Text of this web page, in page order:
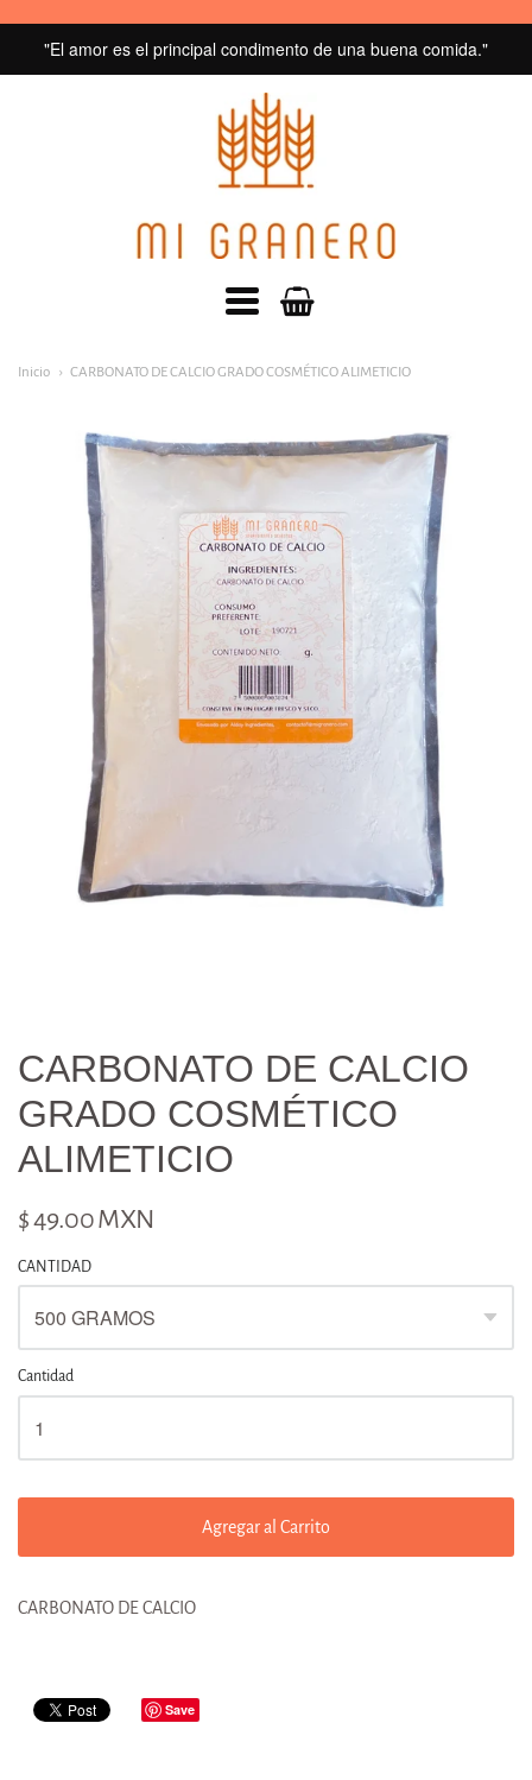
"El amor es el principal condimento de una buena comida."
Menú
principal
Inicio CARBONATO DE CALCIO GRADO COSMÉTICO ALIMETICIO
CARBONATO DE CALCIO
GRADO COSMÉTICO
ALIMETICIO
$ 49.00 MXN
CANTIDAD
Cantidad
Agregar al Carrito
CARBONATO DE CALCIO
Save